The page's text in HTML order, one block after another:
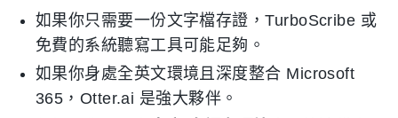
如果你只需要一份文字檔存證，TurboScribe 或
免費的系統聽寫工具可能足夠。
如果你身處全英文環境且深度整合 Microsoft
365，Otter.ai 是強大夥伴。